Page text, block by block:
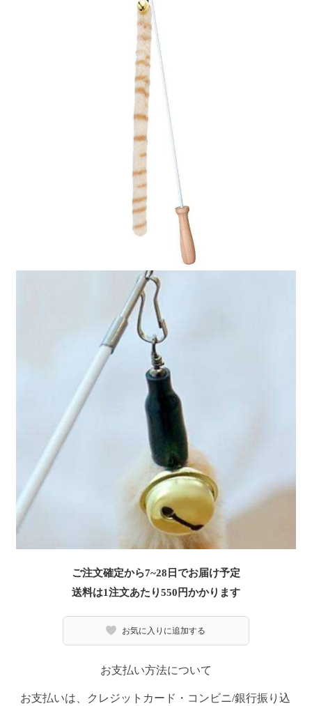
ご注文確定から7~28日でお届け予定
送料は1注文あたり550 円かかります
お気に入りに追加する
お支払い方法について
お支払いは、クレジットカード・コンビニ/銀行振り込